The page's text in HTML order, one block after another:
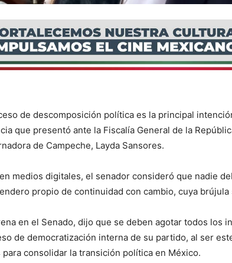
de descomposición política es la principal
que presentó ante la Fiscalía General de la
de Campeche, Layda Sansores.
medios digitales, el senador consideró que nadie
propio de continuidad con cambio, cuya brújula
en el Senado, dijo que se deben agotar todos los
de democratización interna de su partido, al ser
consolidar la transición política en México.